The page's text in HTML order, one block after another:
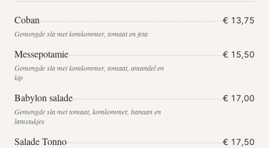
Coban € 13,75
Gemengde sla met komkommer, tomaat en feta
Messepotamie € 15,50
Gemengde sla met komkommer, tomaat, amandel en
kip
Babylon salade € 17,00
Gemengde sla met tomaat, komkommer, banaan en
lamstukjes
Salade Tonno € 17,50